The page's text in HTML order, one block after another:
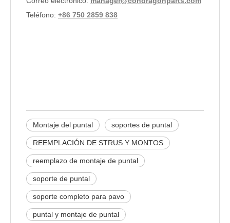
Teléfono: +86 750 2859 838
Montaje del puntal soportes de puntal
REEMPLACIÓN DE STRUS Y MONTOS
reemplazo de montaje de puntal
soporte de puntal
soporte completo para pavo
puntal y montaje de puntal